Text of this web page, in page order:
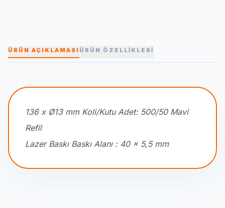
ÜRÜN AÇIKLAMASI ÜRÜN ÖZELLİKLERİ
136 x Ø13 mm Koli/Kutu Adet: 500/50 Mavi
Refil
Lazer Baskı Baskı Alanı : 40 x 5,5 mm